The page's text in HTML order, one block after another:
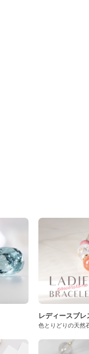
レディースブレ
色とりどりの天然